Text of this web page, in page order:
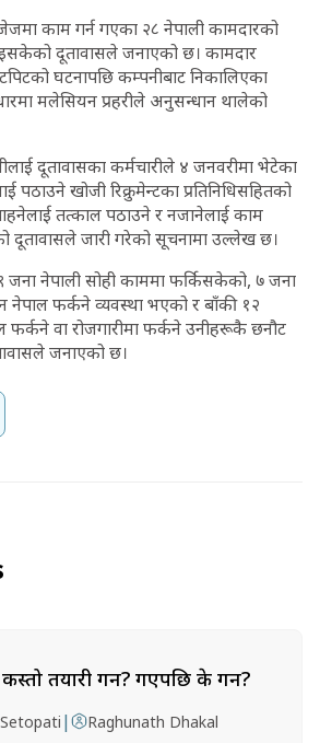
काम गर्न गएका २८ नेपाली कामदारको
दूतावासले जनाएको छ। कामदार
घटनापछि कम्पनीबाट निकालिएका
मलेसियन प्रहरीले अनुसन्धान थालेको
दूतावासका कर्मचारीले ४ जनवरीमा भेटेका
पठाउने खोजी रिक्रुमेन्टका प्रतिनिधिसहितको
तत्काल पठाउने र नजानेलाई काम
दूतावासले जारी गरेको सूचनामा उल्लेख छ।
जना नेपाली सोही काममा फर्किसकेको, ७ जना
नेपाल फर्कने व्यवस्था भएको र बाँकी १२
वा रोजगारीमा फर्कने उनीहरूकै छनौट
जनाएको छ।
तयारी गर्ने? गएपछि के गर्ने?
Setopati | Raghunath Dhakal